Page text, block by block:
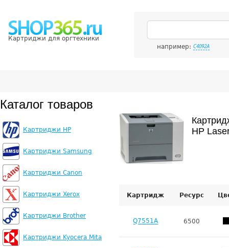
Картриджи для оргтехники
например: C4092A
Каталог товаров
Картриджи HP
Картриджи Samsung
Картриджи Canon
Картриджи Xerox
Картриджи Brother
Картриджи Kyocera Mita
HP
Картридж Ресурс
Q7551A 6500